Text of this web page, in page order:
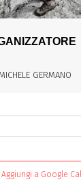
GERMANO
Aggiungi a Google